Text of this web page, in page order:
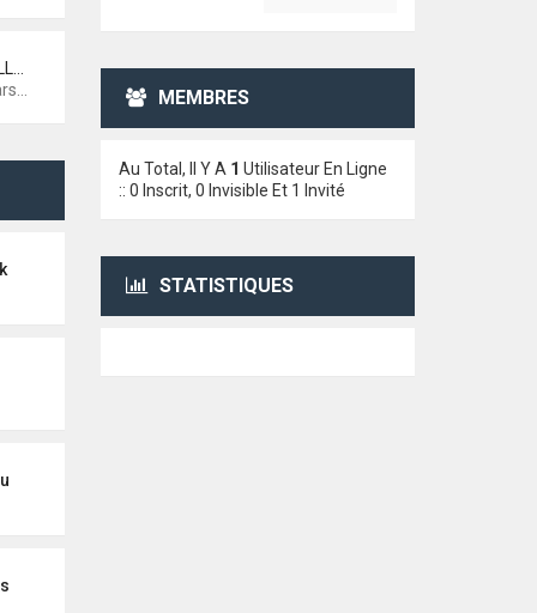
MEMBRES
Au Total, Il Y A 1 Utilisateur En Ligne
:: 0 Inscrit, 0 Invisible Et 1 Invité
STATISTIQUES